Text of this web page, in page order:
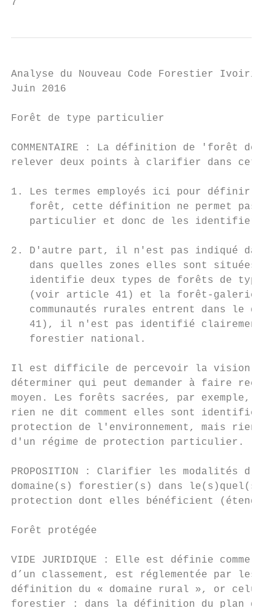
7
Analyse du Nouveau Code Forestier Ivoirien
Juin 2016
Forêt de type particulier
COMMENTAIRE : La définition de 'forêt
relever deux points à clarifier dans
1. Les termes employés ici pour définir
forêt, cette définition ne permet pas
   particulier et donc de les identifier;
2. D'autre part, il n'est pas indiqué
dans quelles zones elles sont situées,
identifie deux types de forêts de type
(voir article 41) et la forêt-galerie
communautés rurales entrent dans le
41), il n'est pas identifié clairement
   forestier national.
Il est difficile de percevoir la vision
déterminer qui peut demander à faire
moyen. Les forêts sacrées, par
rien ne dit comment elles sont
protection de l'environnement, mais rien
d'un régime de protection particulier.
PROPOSITION : Clarifier les modalités
domaine(s) forestier(s) dans le(s)quel(s)
protection dont elles bénéficient
Forêt protégée
VIDE JURIDIQUE : Elle est définie
d’un classement, est réglementée par les
définition du « domaine rural », or celui-
forestier : dans la définition du plan